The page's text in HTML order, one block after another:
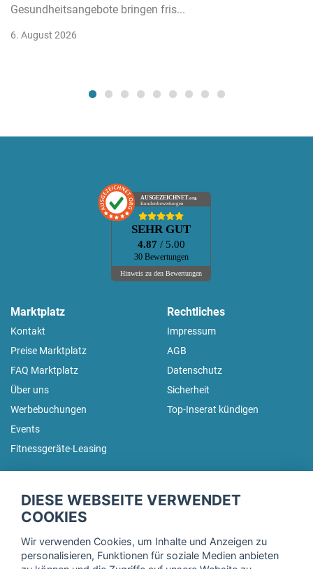
Gesundheitsangebote bringen fris...
6. August 2026
AUSGEZEICHNET.org
Kundenbewertungen
SEHR GUT
4.87 / 5.00
30 Bewertungen
Hinweis zu den Bewertungen
Marktplatz
Kontakt
Preise Marktplatz
FAQ Marktplatz
Über uns
Werbebuchungen
Events
Fitnessgeräte-Leasing
Rechtliches
Impressum
AGB
Datenschutz
Sicherheit
Top-Inserat kündigen
Trage dich hier für unseren Newsletter ein und erhalte regelmäßig
DIESE WEBSEITE VERWENDET
COOKIES
Wir verwenden Cookies, um Inhalte und Anzeigen zu
personalisieren, Funktionen für soziale Medien anbieten